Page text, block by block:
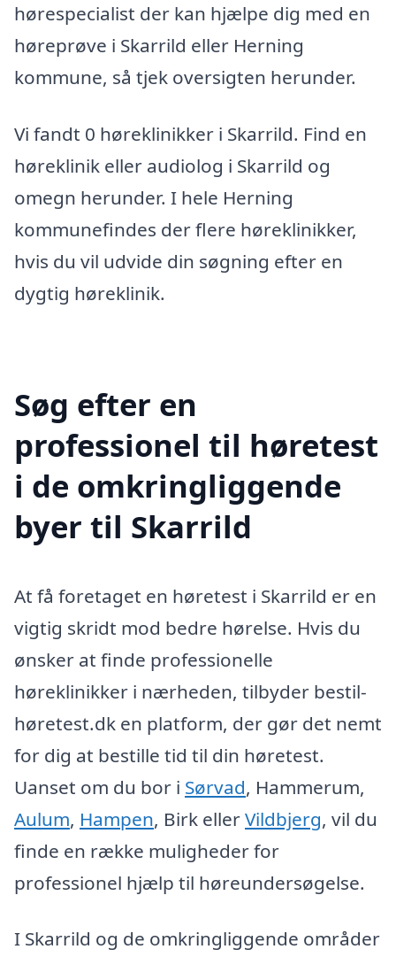
hørespecialist der kan hjælpe dig med en
høreprøve i Skarrild eller Herning
kommune, så tjek oversigten herunder.
Vi fandt 0 høreklinikker i Skarrild. Find en
høreklinik eller audiolog i Skarrild og
omegn herunder. I hele Herning
kommunefindes der flere høreklinikker,
hvis du vil udvide din søgning efter en
dygtig høreklinik.
Søg efter en
professionel til høretest
i de omkringliggende
byer til Skarrild
At få foretaget en høretest i Skarrild er en
vigtig skridt mod bedre hørelse. Hvis du
ønsker at finde professionelle
høreklinikker i nærheden, tilbyder bestil-
høretest.dk en platform, der gør det nemt
for dig at bestille tid til din høretest.
Uanset om du bor i Sørvad, Hammerum,
Aulum, Hampen, Birk ellerVildbjerg, vil du
finde en række muligheder for
professionel hjælp til høreundersøgelse.
I Skarrild og de omkringliggende områder